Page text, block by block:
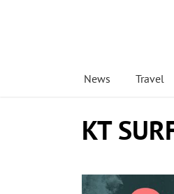
News Travel
KT